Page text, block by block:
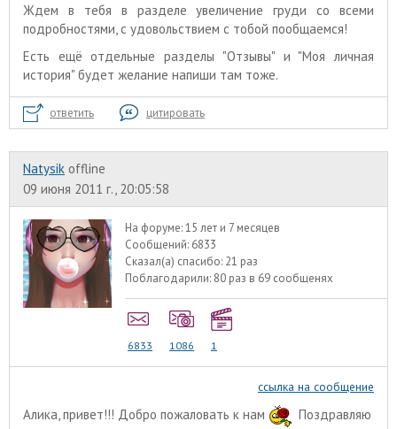
Ждем в тебя в разделе увеличение груди со всеми
подробностями, с удовольствием с тобой пообщаемся!
Есть ещё отдельные разделы "Отзывы" и "Моя личная
история" будет желание напиши там тоже.
ответить цитировать
Natysik offline
09 июня 2011 г., 20:05:58
На форуме:15 лет и 7 месяцев
Сообщений: 6833
Сказал(а) спасибо: 21 раз
Поблагодарили: 80 раз в 69 сообщенях
6833 1086 1
ссылка на сообщение
Алика, привет!!! Добро пожаловать к нам
Поздравляю